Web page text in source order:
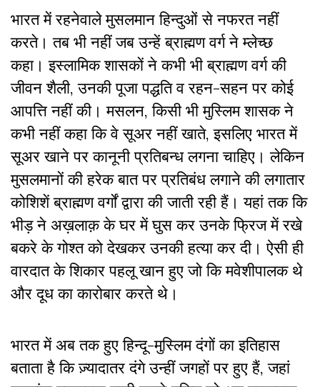
भारत में रहनेवाले मुसलमान हिन्दुओं से नफरत नहीं
करते। तब भी नहीं जब उन्हें ब्राह्मण वर्ग ने म्लेच्छ
कहा। इस्लामिक शासकों ने कभी भी ब्राह्मण वर्ग की
जीवन शैली, उनकी पूजा पद्धति व रहन-सहन पर कोई
आपत्ति नहीं की। मसलन, किसी भी मुस्लिम शासक ने
कभी नहीं कहा कि वे सूअर नहीं खाते, इसलिए भारत में
सूअर खाने पर कानूनी प्रतिबन्ध लगना चाहिए। लेकिन
मुसलमानों की हरेक बात पर प्रतिबंध लगाने की लगातार
कोशिशें ब्राह्मण वर्गों द्वारा की जाती रही हैं। यहां तक कि
भीड़ ने अख़लाक़ के घर में घुस कर उनके फ्रिज में रखे
बकरे के गोश्त को देखकर उनकी हत्या कर दी। ऐसी ही
वारदात के शिकार पहलू खान हुए जो कि मवेशीपालक थे
और दूध का कारोबार करते थे।
भारत में अब तक हुए हिन्दू-मुस्लिम दंगों का इतिहास
बताता है कि ज़्यादातर दंगे उन्हीं जगहों पर हुए हैं, जहां